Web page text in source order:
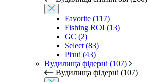
Favorite (117)
Fishing ROI (13)
GC (2)
Select (83)
Різні (43)
Вудилища фідерні (107)
Вудилища фідерні (107)